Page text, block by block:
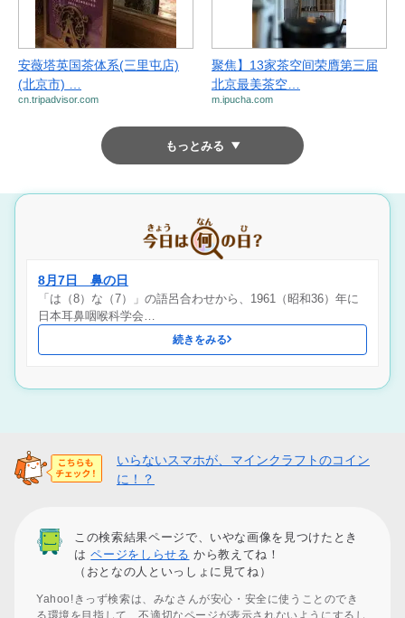
安薇塔英国茶体系(三里屯店)
(北京市) …
cn.tripadvisor.com
聚焦】13家茶空间荣膺第三届
北京最美茶空…
m.ipucha.com
もっとみる
8月7日 鼻の日
「は（8）な（7）」の語呂合わせから、1961（昭和36）年に
日本耳鼻咽喉科学会…
続きをみる
いらないスマホが、マインクラフトのコイン
に！？
この検索結果ページで、いやな画像を見つけたとき
はページをしらせる から教えてね！
（おとなの人といっしょに見てね）
Yahoo!きっず検索は、みなさんが安心・安全に使うことのでき
る環境を目指して、不適切なページが表示されないようにするし